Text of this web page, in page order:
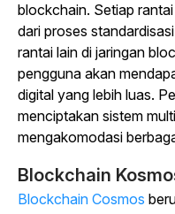
blockchain. Setiap
dari proses
rantai lain di jaringan
pengguna akan
digital yang lebih luas.
menciptakan sistem
mengakomodasi
Blockchain
Blockchain Cosmos